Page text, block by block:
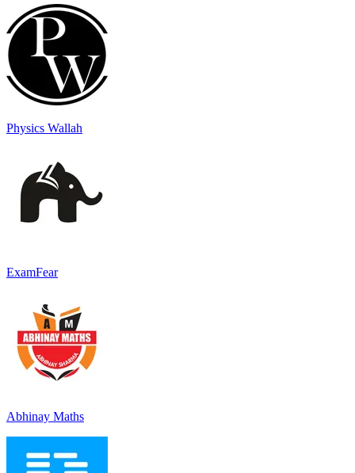
Physics Wallah
ExamFear
Abhinay Maths